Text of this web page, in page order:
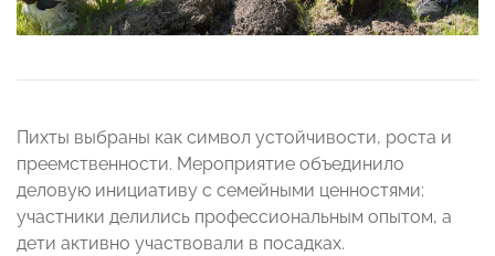
Пихты выбраны как символ устойчивости, роста и
преемственности. Мероприятие объединило
деловую инициативу с семейными ценностями:
участники делились профессиональным опытом, а
дети активно участвовали в посадках.